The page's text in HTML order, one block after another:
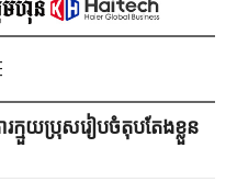
មួយប្រុសរៀបចំតុបតែងខ្លួន